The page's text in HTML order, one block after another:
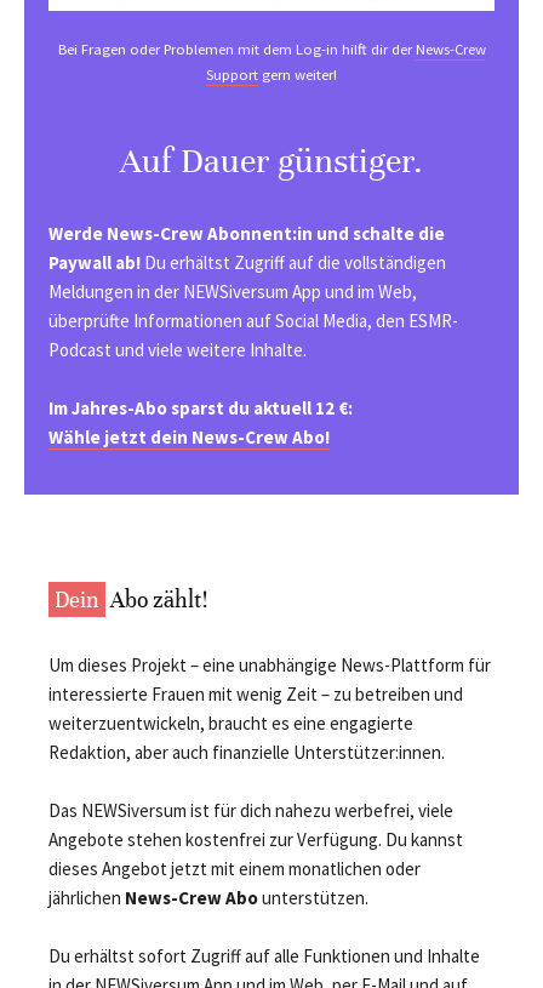
Bei Fragen oder Problemen mit dem Log-in hilft dir derNews-Crew
Support gern weiter!
Auf Dauer günstiger.
Werde News-Crew Abonnent:in und schalte die
Paywall ab! Du erhältst Zugriff auf die vollständigen
Meldungen in der NEWSiversum App und im Web,
überprüfte Informationen auf Social Media, den ESMR-
Podcast und viele weitere Inhalte.
Im Jahres-Abo sparst du aktuell 12 €:
Wähle jetzt dein News-Crew Abo!
Dein Abo zählt!
Um dieses Projekt – eine unabhängige News-Plattform für
interessierte Frauen mit wenig Zeit – zu betreiben und
weiterzuentwickeln, braucht es eine engagierte
Redaktion, aber auch finanzielle Unterstützer:innen.
Das NEWSiversum ist für dich nahezu werbefrei, viele
Angebote stehen kostenfrei zur Verfügung. Du kannst
dieses Angebot jetzt mit einem monatlichen oder
jährlichen News-Crew Abounterstützen.
Du erhältst sofort Zugriff auf alle Funktionen und Inhalte